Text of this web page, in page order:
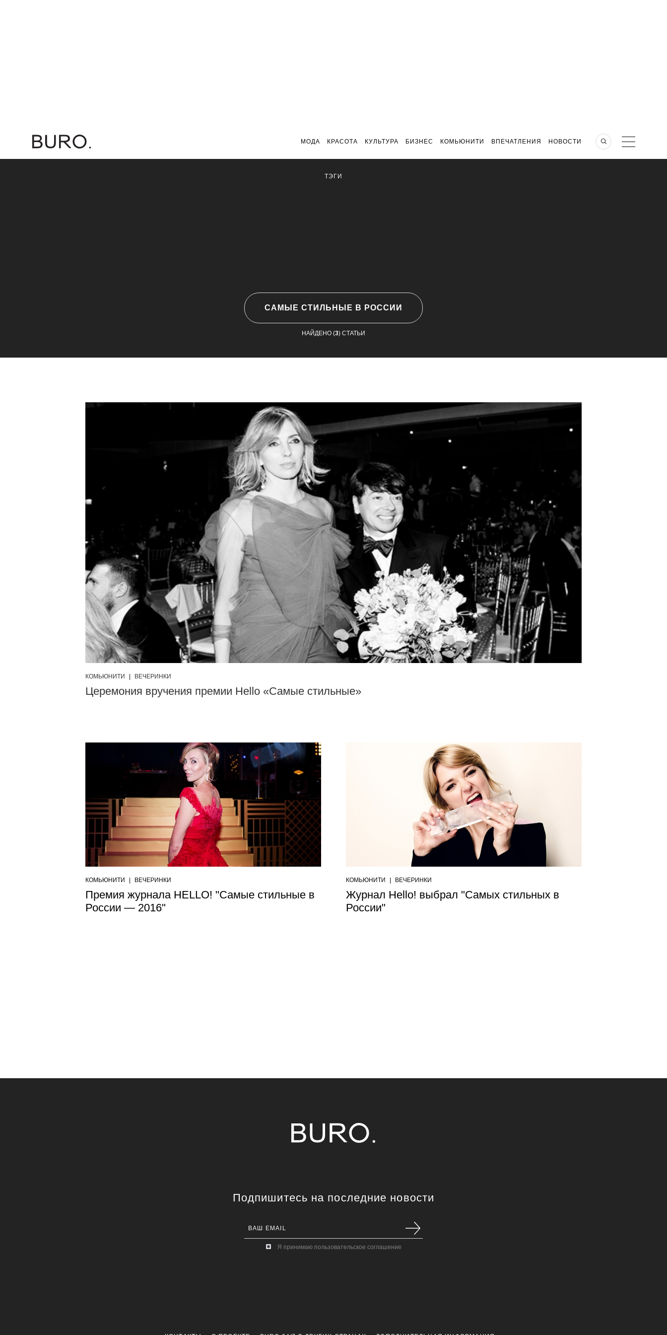
МОДА КРАСОТА КУЛЬТУРА БИЗНЕС КОМЬЮНИТИ ВПЕЧАТЛЕНИЯ НОВОСТИ
ТЭГИ
САМЫЕ СТИЛЬНЫЕ В РОССИИ
НАЙДЕНО (3) СТАТЬИ
КОМЬЮНИТИ ВЕЧЕРИНКИ
Церемония вручения премии Hello «Самые стильные»
КОМЬЮНИТИ ВЕЧЕРИНКИ
Премия журнала HELLO! "Самые стильные в
России — 2016"
КОМЬЮНИТИ ВЕЧЕРИНКИ
Журнал Hello! выбрал "Самых стильных в
России"
Подпишитесь на последние новости
Я принимаю пользовательское соглашение